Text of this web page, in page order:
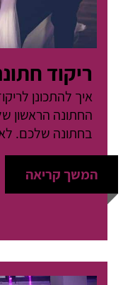
ריקוד
איך להתכונן
החתונה הראשון
בחתונה שלכם.
המשך קריאה